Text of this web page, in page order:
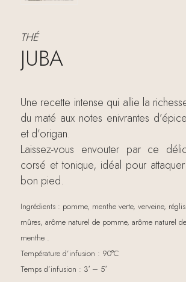
THÉ
JUBA
Une recette intense qui allie la
du maté aux notes enivrantes
et d’origan.
Laissez-vous envouter par ce
corsé et tonique, idéal pour
bon pied.
Ingrédients : pomme, menthe verte, verveine,
mûres, arôme naturel de pomme, arôme naturel
menthe .
Température d’infusion : 90°C
Temps d’infusion : 3′ – 5′